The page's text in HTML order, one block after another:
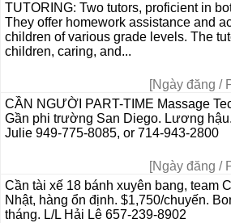
TUTORING: Two tutors, proficient in
They offer homework assistance and
children of various grade levels. The
children, caring, and...
[Ngày đăng /
CẦN NGƯỜI PART-TIME Massage
Gần phi trường San Diego. Lương
Julie 949-775-8085, or 714-943-2800
[Ngày đăng /
Cần tài xế 18 bánh xuyên bang, team
Nhật, hàng ổn định. $1,750/chuyến.
tháng. L/L Hải Lê 657-239-8902